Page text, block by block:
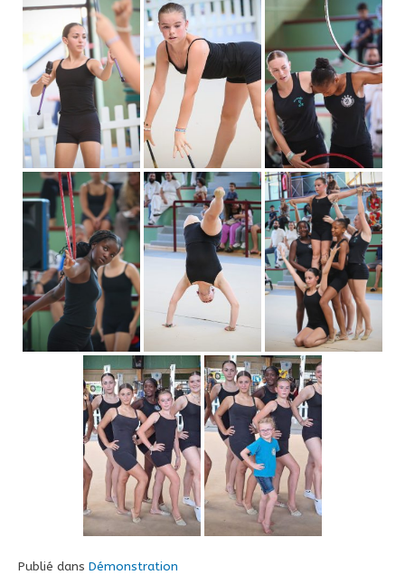
Publié dans Démonstration